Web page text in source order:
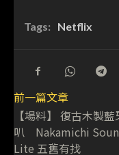
Tags: Netflix
前一篇文章
【場料】 復古木製藍
叭 Nakamichi
Lite 五舊有找